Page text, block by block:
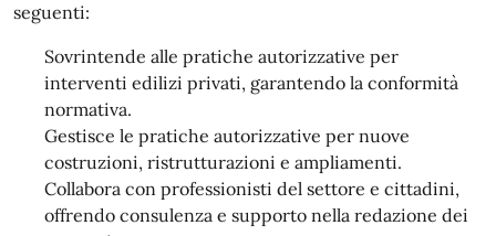
seguenti:
Sovrintende alle pratiche autorizzative per
interventi edilizi privati, garantendo la conformità
normativa.
Gestisce le pratiche autorizzative per nuove
costruzioni, ristrutturazioni e ampliamenti.
Collabora con professionisti del settore e cittadini,
offrendo consulenza e supporto nella redazione dei